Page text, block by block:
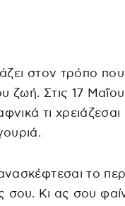
στον τρόπο
ζωή. Στις 17
τι
το
σου. Κι ας σου